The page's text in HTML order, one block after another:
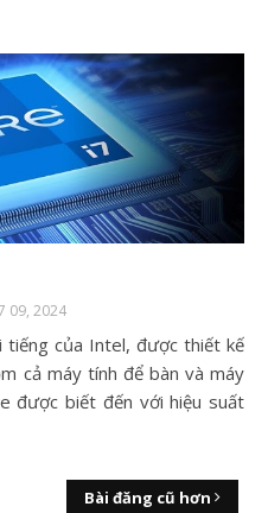
09, 2024
của Intel, được thiết kế
cả máy tính để bàn và máy
được biết đến với hiệu suất
Bài đăng cũ hơn